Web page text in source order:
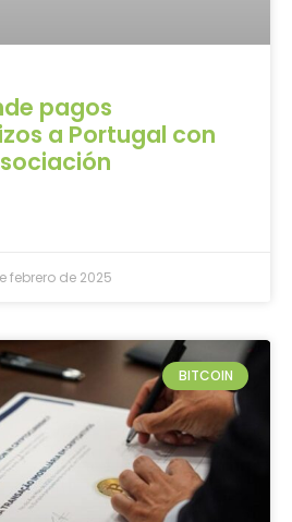
pagos
a Portugal con
febrero de 2025
BITCOIN